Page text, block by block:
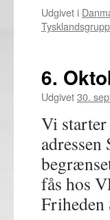
Udgivet i
6.
Udgivet30.
Vi
fås hos